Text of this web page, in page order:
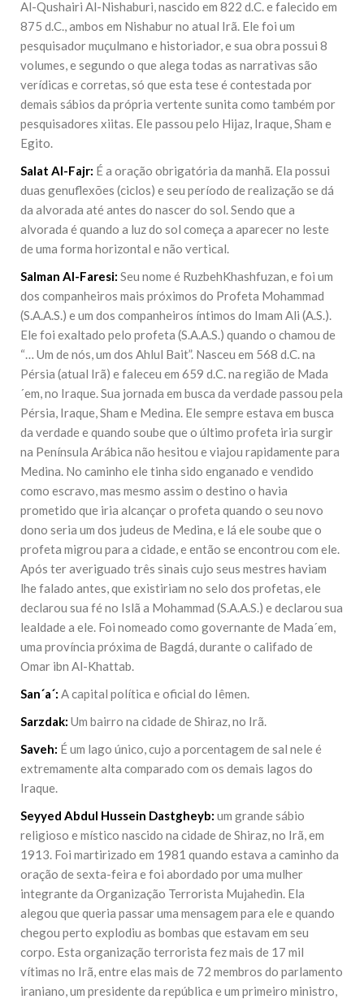
Al-Qushairi Al-Nishaburi, nascido em 822 d.C. e falecido em
875 d.C., ambos em Nishabur no atual Irã. Ele foi um
pesquisador muçulmano e historiador, e sua obra possui 8
volumes, e segundo o que alega todas as narrativas são
verídicas e corretas, só que esta tese é contestada por
demais sábios da própria vertente sunita como também por
pesquisadores xiitas. Ele passou pelo Hijaz, Iraque, Sham e
Egito.
Salat Al-Fajr: É a oração obrigatória da manhã. Ela possui
duas genuflexões (ciclos) e seu período de realização se dá
da alvorada até antes do nascer do sol. Sendo que a
alvorada é quando a luz do sol começa a aparecer no leste
de uma forma horizontal e não vertical.
Salman Al-Faresi: Seu nome é RuzbehKhashfuzan, e foi um
dos companheiros mais próximos do Profeta Mohammad
(S.A.A.S.) e um dos companheiros íntimos do Imam Ali (A.S.).
Ele foi exaltado pelo profeta (S.A.A.S.) quando o chamou de
“… Um de nós, um dos Ahlul Bait”. Nasceu em 568 d.C. na
Pérsia (atual Irã) e faleceu em 659 d.C. na região de Mada
´em, no Iraque. Sua jornada em busca da verdade passou pela
Pérsia, Iraque, Sham e Medina. Ele sempre estava em busca
da verdade e quando soube que o último profeta iria surgir
na Península Arábica não hesitou e viajou rapidamente para
Medina. No caminho ele tinha sido enganado e vendido
como escravo, mas mesmo assim o destino o havia
prometido que iria alcançar o profeta quando o seu novo
dono seria um dos judeus de Medina, e lá ele soube que o
profeta migrou para a cidade, e então se encontrou com ele.
Após ter averiguado três sinais cujo seus mestres haviam
lhe falado antes, que existiriam no selo dos profetas, ele
declarou sua fé no Islã a Mohammad (S.A.A.S.) e declarou sua
lealdade a ele. Foi nomeado como governante de Mada´em,
uma província próxima de Bagdá, durante o califado de
Omar ibn Al-Khattab.
San´a´: A capital política e oficial do Iêmen.
Sarzdak: Um bairro na cidade de Shiraz, no Irã.
Saveh: É um lago único, cujo a porcentagem de sal nele é
extremamente alta comparado com os demais lagos do
Iraque.
Seyyed Abdul Hussein Dastgheyb: um grande sábio
religioso e místico nascido na cidade de Shiraz, no Irã, em
1913. Foi martirizado em 1981 quando estava a caminho da
oração de sexta-feira e foi abordado por uma mulher
integrante da Organização Terrorista Mujahedin. Ela
alegou que queria passar uma mensagem para ele e quando
chegou perto explodiu as bombas que estavam em seu
corpo. Esta organização terrorista fez mais de 17 mil
vítimas no Irã, entre elas mais de 72 membros do parlamento
iraniano, um presidente da república e um primeiro ministro,